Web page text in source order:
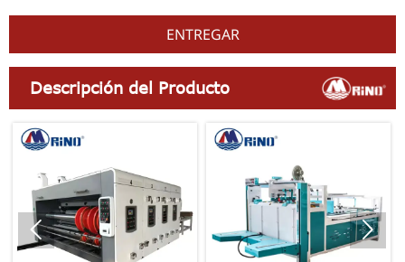
ENTREGAR
Descripción del Producto
 